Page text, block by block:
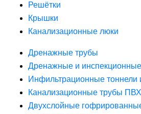
Решётки
Крышки
Канализационные люки
Дренажные трубы
Дренажные и
Инфильтрационные тоннели
Канализационные трубы
Двухслойные